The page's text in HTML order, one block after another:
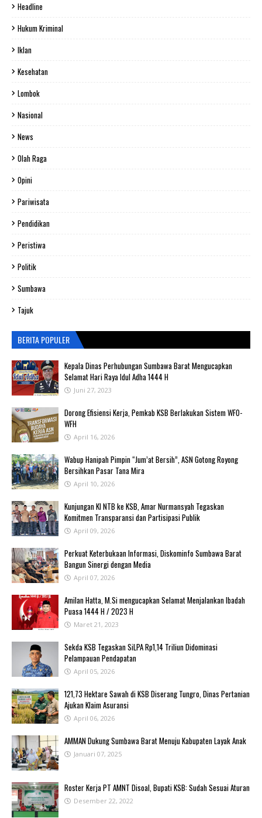
Headline
Hukum Kriminal
Iklan
Kesehatan
Lombok
Nasional
News
Olah Raga
Opini
Pariwisata
Pendidikan
Peristiwa
Politik
Sumbawa
Tajuk
BERITA POPULER
Kepala Dinas Perhubungan Sumbawa Barat Mengucapkan
Selamat Hari Raya Idul Adha 1444 H
Juni 27, 2023
‎Dorong Efisiensi Kerja, Pemkab KSB Berlakukan Sistem WFO-
WFH ‎
April 16, 2026
Wabup Hanipah Pimpin “Jum’at Bersih”, ASN Gotong Royong
Bersihkan Pasar Tana Mira
April 10, 2026
Kunjungan KI NTB ke KSB, Amar Nurmansyah Tegaskan
Komitmen Transparansi dan Partisipasi Publik
April 09, 2026
Perkuat Keterbukaan Informasi, Diskominfo Sumbawa Barat
Bangun Sinergi dengan Media
April 07, 2026
Amilan Hatta, M.Si mengucapkan Selamat Menjalankan Ibadah
Puasa 1444 H / 2023 H
Maret 21, 2023
Sekda KSB Tegaskan SiLPA Rp1,14 Triliun Didominasi
Pelampauan Pendapatan
April 05, 2026
121,73 Hektare Sawah di KSB Diserang Tungro, Dinas Pertanian
Ajukan Klaim Asuransi
April 06, 2026
AMMAN Dukung Sumbawa Barat Menuju Kabupaten Layak Anak
Januari 07, 2025
Roster Kerja PT AMNT Disoal, Bupati KSB: Sudah Sesuai Aturan
Desember 22, 2022